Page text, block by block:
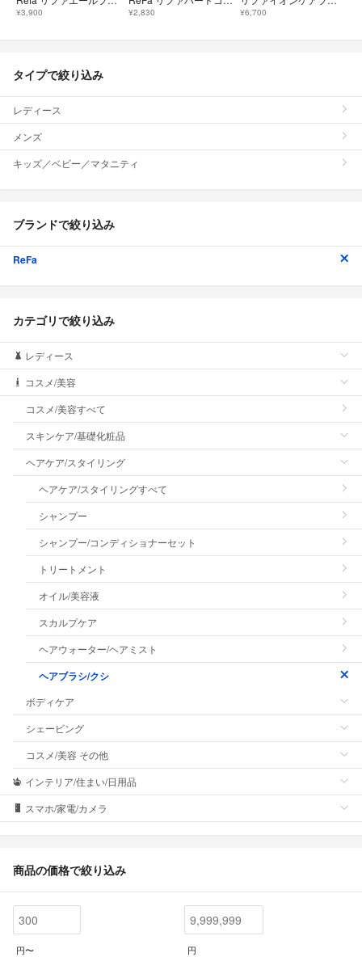
¥3,900 ¥2,830 ¥6,700
タイプで絞り込み
レディース
メンズ
キッズ／ベビー／マタニティ
ブランドで絞り込み
ReFa
カテゴリで絞り込み
レディース
コスメ/美容
コスメ/美容すべて
スキンケア/基礎化粧品
ヘアケア/スタイリング
ヘアケア/スタイリングすべて
シャンプー
シャンプー/コンディショナーセット
トリートメント
オイル/美容液
スカルプケア
ヘアウォーター/ヘアミスト
ヘアブラシ/クシ
ボディケア
シェービング
コスメ/美容 その他
インテリア/住まい/日用品
スマホ/家電/カメラ
商品の価格で絞り込み
円〜 円